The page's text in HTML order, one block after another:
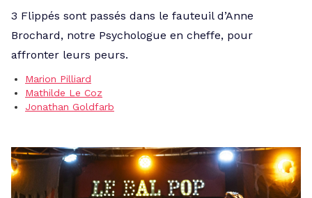
3 Flippés sont passés dans le fauteuil d’Anne
Brochard, notre Psychologue en cheffe, pour
affronter leurs peurs.
Marion Pilliard
Mathilde Le Coz
Jonathan Goldfarb